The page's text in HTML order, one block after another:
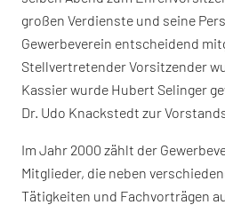
großen Verdienste und seine
Gewerbeverein entscheidend
Stellvertretender Vorsitzender
Kassier wurde Hubert Selinger
Dr. Udo Knackstedt zur
Im Jahr 2000 zählt der
Mitglieder, die neben
Tätigkeiten und Fachvorträgen